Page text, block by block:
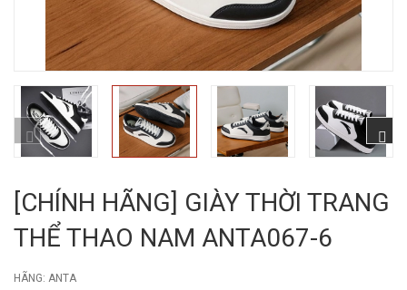
[CHÍNH HÃNG] GIÀY THỜI TRANG
THỂ THAO NAM ANTA067-6
HÃNG: ANTA